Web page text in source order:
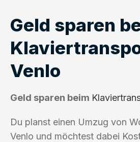
Geld sparen
Venlo
Geld sparen beim
Du planst einen Umzug von
Venlo und möchtest dabei